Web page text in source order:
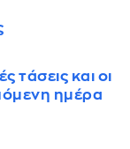
τάσεις και οι
ημέρα